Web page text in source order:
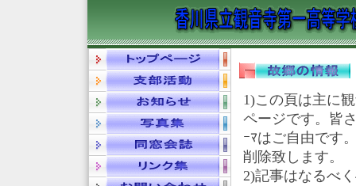
1)この頁は主に
ページです。皆
ｰﾏはご自由です
削除致します。
2)記事はなるべ